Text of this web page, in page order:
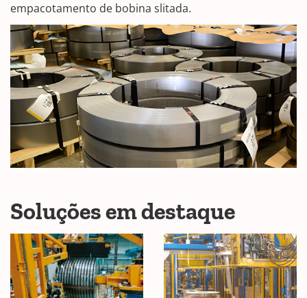
empacotamento de bobina slitada.
Soluções em destaque